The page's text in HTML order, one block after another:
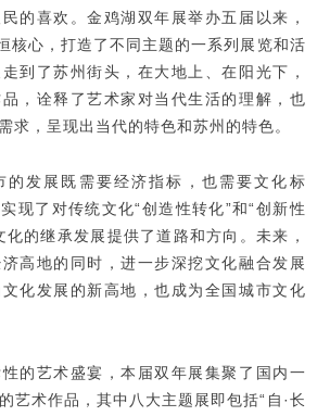
的喜欢。金鸡湖双年展举办五届以来，
核心，打造了不同主题的一系列展览和活
到了苏州街头，在大地上、在阳光下，
，诠释了艺术家对当代生活的理解，也
求，呈现出当代的特色和苏州的特色。
的发展既需要经济指标，也需要文化标
现了对传统文化“创造性转化”和“创新性
化的继承发展提供了道路和方向。未来，
高地的同时，进一步深挖文化融合发展
化发展的新高地，也成为全国城市文化
的艺术盛宴，本届双年展集聚了国内一
艺术作品，其中八大主题展即包括“自·长